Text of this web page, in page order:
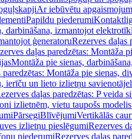
Ar iebūvētu
Papildu piederumi
darbināšana, izmantojot
ģeneratoruRezerves daļas
daļas paredzētas: Montāža
Montāža pie sienas,
paredzētas: Montāža pie sienas,
ierīču un lieto izlietņu
daļas paredzētas: P veida
izlietnēm, vietu taupošs modelis
PārsegiBlīvējumiVertikālās
izlietņu pieslēgumiRezerves
piederumiRezerves daļas